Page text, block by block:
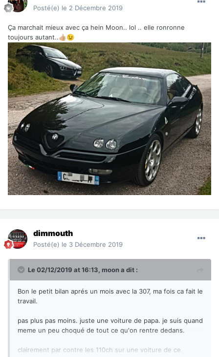
Posté(e) le 2 Décembre 2019
Ça marchait mieux avec ça hein Moon.. lol .. elle ronronne
toujours autant..👍🏼😉
dimmouth
Posté(e) le 3 Décembre 2019
Le 02/12/2019 at 16:13, moona dit :
Bon le petit bilan aprés un mois avec la 307, ma fois ca fait le
travail.
pas plus pas moins. juste une voiture de papa. je suis quand
meme un peu choqué de tout ce qu'on rentre dedans.
clairement par contre les 110ch sur une voiture de ce